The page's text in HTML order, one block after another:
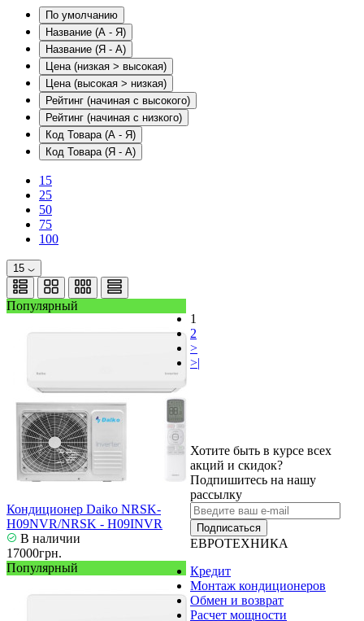
По умолчанию
Название (А - Я)
Название (Я - А)
Цена (низкая > высокая)
Цена (высокая > низкая)
Рейтинг (начиная с высокого)
Рейтинг (начиная с низкого)
Код Товара (А - Я)
Код Товара (Я - А)
15
25
50
75
100
15
Популярный
Кондиционер Daiko NRSK-
H09NVR/NRSK - H09INVR
В наличии
17000грн.
Популярный
1
2
>
>|
Хотите быть в курсе всех
акций и скидок?
Подпишитесь на нашу
рассылку
Подписаться
ЕВРОТЕХНИКА
Кредит
Монтаж кондиционеров
Обмен и возврат
Расчет мощности